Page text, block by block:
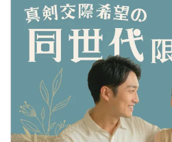
他人との無駄な接触を極力抑えた座席正面、そ
やカーテンで仕切られた壁空間は男女別、誰に
端ない！
■WhiteKey AI Matching
ホワイトキーが生んだ未来のマッチングプログ
前に知らせる相性診断機能・話すべき相手は「
参加条件：男性は身長170㎝以上 ＆ 大卒、公務
などどれか１つ以上に該当する方